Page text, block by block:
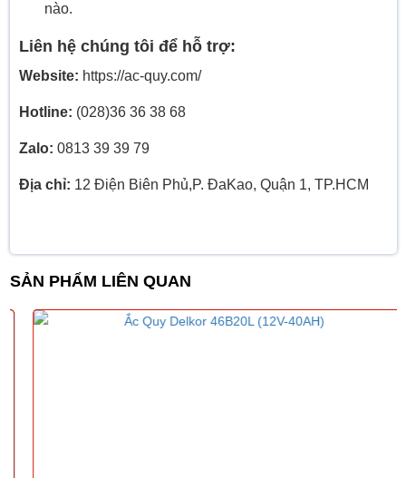
nào.
Liên hệ chúng tôi để hỗ trợ:
Website: https://ac-quy.com/
Hotline: (028)36 36 38 68
Zalo: 0813 39 39 79
Địa chỉ: 12 Điện Biên Phủ,P. ĐaKao, Quận 1, TP.HCM
SẢN PHẨM LIÊN QUAN